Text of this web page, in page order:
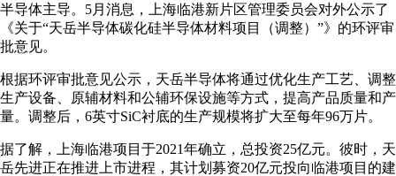
半导体主导。5月消息，上海临港新片区管理委员会对外公示了
《关于“天岳半导体碳化硅半导体材料项目（调整）”》的环评审
批意见。
根据环评审批意见公示，天岳半导体将通过优化生产工艺、调整
生产设备、原辅材料和公辅环保设施等方式，提高产品质量和产
量。调整后，6英寸SiC衬底的生产规模将扩大至每年96万片。
据了解，上海临港项目于2021年确立，总投资25亿元。彼时，天
岳先进正在推进上市进程，其计划募资20亿元投向临港项目的建